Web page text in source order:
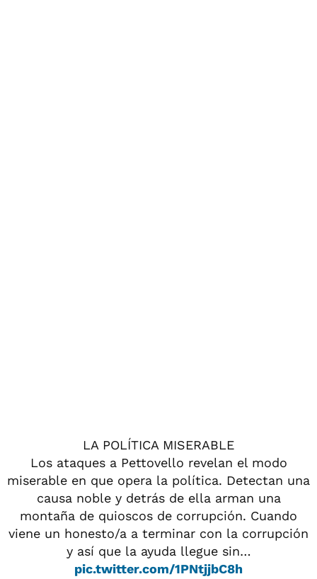
LA POLÍTICA MISERABLE
Los ataques a Pettovello revelan el modo
miserable en que opera la política. Detectan una
causa noble y detrás de ella arman una
montaña de quioscos de corrupción. Cuando
viene un honesto/a a terminar con la corrupción
y así que la ayuda llegue sin…
pic.twitter.com/1PNtjjbC8h